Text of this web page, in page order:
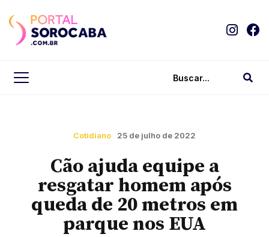
Cotidiano 25 de julho de 2022
Cão ajuda equipe a
resgatar homem após
queda de 20 metros em
parque nos EUA